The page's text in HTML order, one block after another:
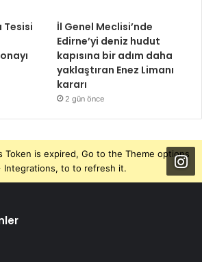
Tesisi
İl Genel Meclisi’nde
Edirne’yi deniz hudut
kapısına bir adım daha
yaklaştıran Enez Limanı
kararı
2 gün önce
Token is expired, Go to the Theme options
Integrations, to to refresh it.